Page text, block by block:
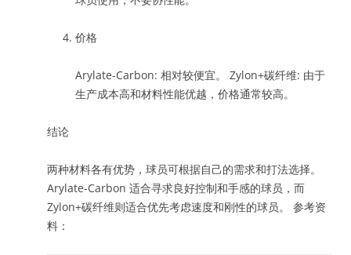
价格
Arylate-Carbon: 相对较便宜。 Zylon+碳纤维: 由于
生产成本高和材料性能优越，价格通常较高。
结论
两种材料各有优势，球员可根据自己的需求和打法选择。
Arylate-Carbon 适合寻求良好控制和手感的球员，而
Zylon+碳纤维则适合优先考虑速度和刚性的球员。 参考资
料：